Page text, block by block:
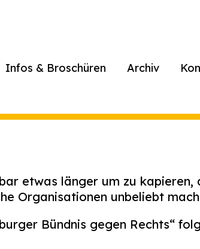
Infos & Broschüren Archiv
etwas länger um zu kapieren,
Organisationen unbeliebt
Bündnis gegen Rechts“